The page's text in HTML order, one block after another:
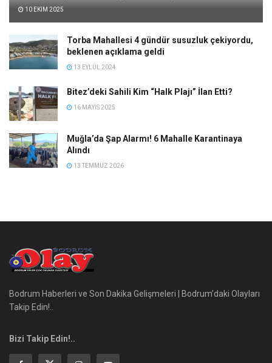
10 EKIM 2025
Torba Mahallesi 4 gündür susuzluk çekiyordu,
beklenen açıklama geldi
13 EYLÜL 2024
Bitez’deki Sahili Kim “Halk Plajı” İlan Etti?
16 MAYIS 2025
Muğla’da Şap Alarmı! 6 Mahalle Karantinaya
Alındı
13 TEMMUZ 2026
Bodrum Haberleri ve Son Dakika Gelişmeleri | Bodrum’daki Olayları
Takip Edin!..
Bizi Takip Edin!..